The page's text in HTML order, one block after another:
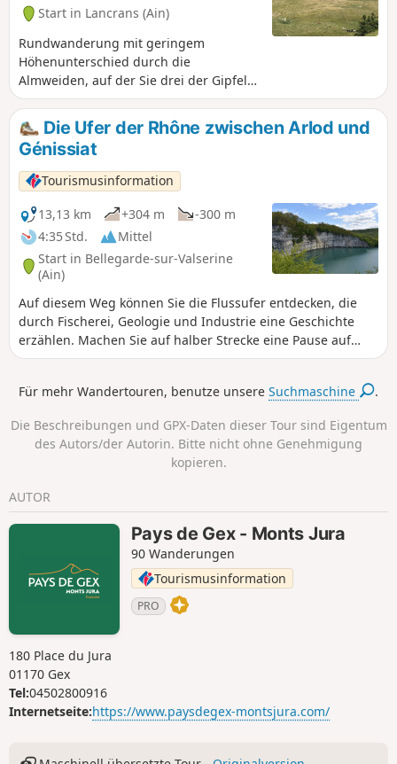
Start in Lancrans (Ain)
Rundwanderung mit geringem
Höhenunterschied durch die
Almweiden, auf der Sie drei der Gipfel
des Grand Crêt d'Eau (darunter den
höchsten Punkt) besuchen und einen
atemberaubenden Blick auf das Genfer
Seebecken und die Alpen genießen
können.
Die Ufer der Rhône zwischen Arlod und
Génissiat
Tourismusinformation
13,13 km
+304 m
-300 m
4:35 Std.
Mittel
Start in Bellegarde-sur-Valserine
(Ain)
Auf diesem Weg können Sie die Flussufer entdecken, die
durch Fischerei, Geologie und Industrie eine Geschichte
erzählen. Machen Sie auf halber Strecke eine Pause auf
dem herrlichen, schattigen Aussichtspunkt.
Für mehr Wandertouren, benutze unsereSuchmaschine .
Die Beschreibungen und GPX-Daten dieser Tour sind Eigentum
des Autors/der Autorin. Bitte nicht ohne Genehmigung
kopieren.
AUTOR
Pays de Gex - Monts Jura
90 Wanderungen
Tourismusinformation
PRO
180 Place du Jura
01170 Gex
Tel:04502800916
Internetseite:https://www.paysdegex-montsjura.com/